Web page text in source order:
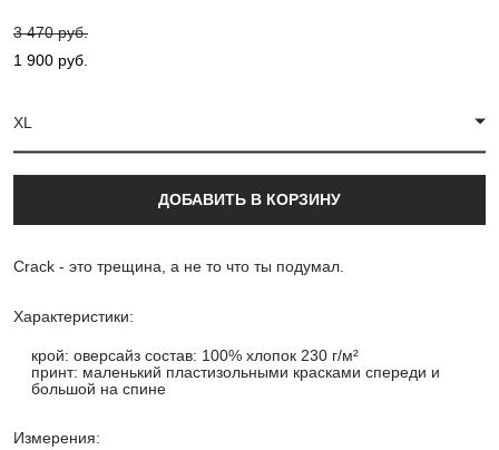
3 470 pуб.
1 900 pуб.
XL
ДОБАВИТЬ В КОРЗИНУ
Crack - это трещина, а не то что ты подумал.
Характеристики:
крой: оверсайз состав: 100% хлопок 230 г/м²
принт: маленький пластизольными красками спереди и
большой на спине
Измерения: